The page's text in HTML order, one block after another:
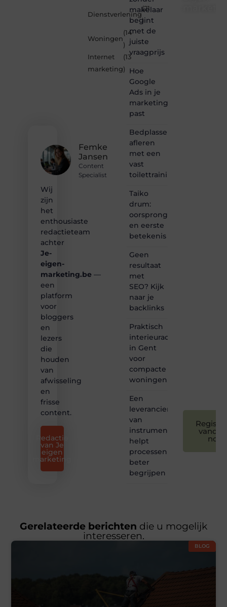
Femke
Jansen
Content
Specialist
Wij
zijn
het
enthousiaste
redactieteam
achter
Je-
eigen-
marketing.be —
een
platform
voor
bloggers
en
lezers
die
houden
van
afwisseling
en
frisse
content.
Redactie
van Je
eigen
marketing
Dienstverlening
(21
)
Woningen
(14
)
Internet
marketing
(13
)
makelaar
begint
met de
juiste
vraagprijs
Hoe
Google
Ads in je
marketingmix
past
Bedplassen
afleren
met een
vast
toilettrainingschema
Taiko
drum:
oorsprong
en eerste
betekenis
Geen
resultaat
met
SEO? Kijk
naar je
backlinks
Praktisch
interieuradvies
in Gent
voor
compacte
woningen
Een
leverancier
van
instrumentatie
helpt
processen
beter
begrijpen
nog
Gerelateerde berichten die u mogelijk
interesseren.
BLOG